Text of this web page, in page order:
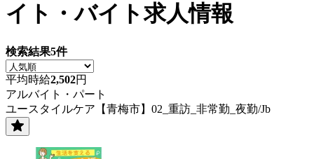
イト・バイト求人情報
検索結果5件
平均時給2,502円
アルバイト・パート
ユースタイルケア【青梅市】02_重訪_非常勤_夜勤/Jb